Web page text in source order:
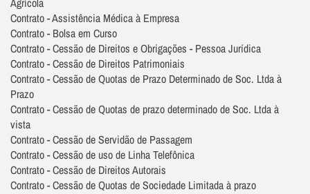
Contrato - Assistência Médica à Empresa
Contrato - Bolsa em Curso
Contrato - Cessão de Direitos e Obrigações - Pessoa Jurídica
Contrato - Cessão de Direitos Patrimoniais
Contrato - Cessão de Quotas de Prazo Determinado de Soc. Ltda à
Prazo
Contrato - Cessão de Quotas de prazo determinado de Soc. Ltda à
vista
Contrato - Cessão de Servidão de Passagem
Contrato - Cessão de uso de Linha Telefônica
Contrato - Cessão de Direitos Autorais
Contrato - Cessão de Quotas de Sociedade Limitada à prazo